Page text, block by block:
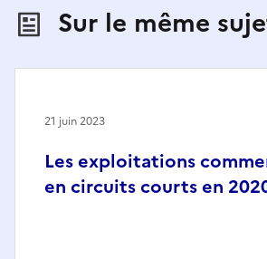
Sur le même
Les exploitations
en circuits courts en
21 juin 2023